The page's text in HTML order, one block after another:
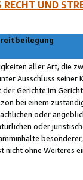
UND
aller Art, die
Ausschluss
Gerichte im
bei einem
oder
oder
nicht ohne Weiteres